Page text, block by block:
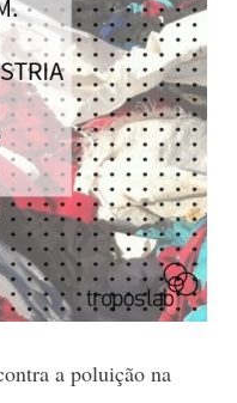
a poluição na